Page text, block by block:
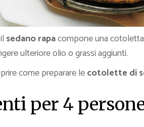
sedano rapacompone una
ulteriore olio o grassi aggiunti.
come preparare lecotolette di
per 4